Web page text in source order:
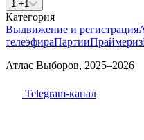
1 +1
Категория
Выдвижение и регистрация
телеэфираПартииПраймериз
Атлас Выборов, 2025–2026
Telegram-канал